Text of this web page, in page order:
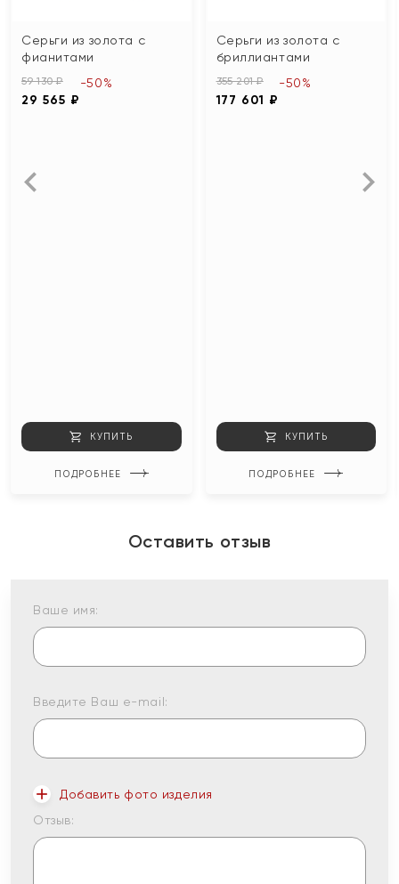
Серьги из золота с
фианитами
59 130 ₽
29 565 ₽
-50%
КУПИТЬ
ПОДРОБНЕЕ
Серьги из золота с
бриллиантами
355 201 ₽
177 601 ₽
-50%
КУПИТЬ
ПОДРОБНЕЕ
Оставить отзыв
Ваше имя:
Введите Ваш e-mail:
Добавить фото изделия
Отзыв: